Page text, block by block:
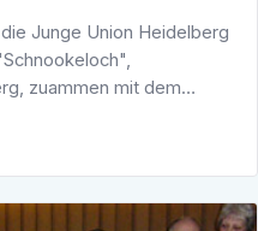
Junge Union Heidelberg
zuammen mit dem